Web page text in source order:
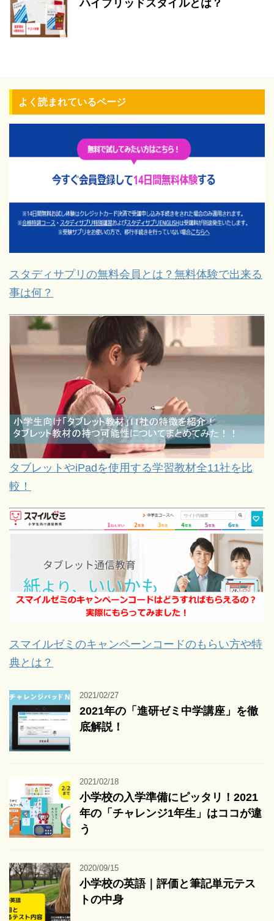
ハイブリッドスタイルとは？
よく読まれているページ
スタディサプリの無料会員とは？無料体験で出来る
事は何？
タブレットやiPadを使用する学習教材全11社を比
較！
スマイルゼミのキャンペーンコードのもらい方や特
典とは？
2021/02/27
2021年の「進研ゼミ中学講座」を徹
底解説！
2021/02/18
小学校の入学準備にピッタリ！2021
年の「チャレンジ1年生」はココが違
う
2020/09/15
小学校の英語｜評価と筆記単元テス
トの中身